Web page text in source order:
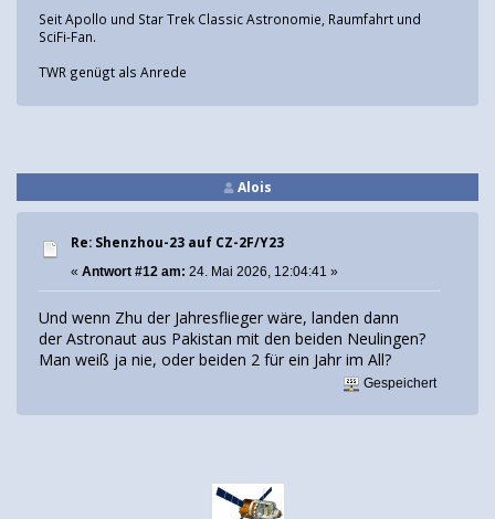
Seit Apollo und Star Trek Classic Astronomie, Raumfahrt und
SciFi-Fan.
TWR genügt als Anrede
Alois
Re: Shenzhou-23 auf CZ-2F/Y23
« Antwort #12 am: 24. Mai 2026, 12:04:41 »
Und wenn Zhu der Jahresflieger wäre, landen dann
der Astronaut aus Pakistan mit den beiden Neulingen?
Man weiß ja nie, oder beiden 2 für ein Jahr im All?
Gespeichert